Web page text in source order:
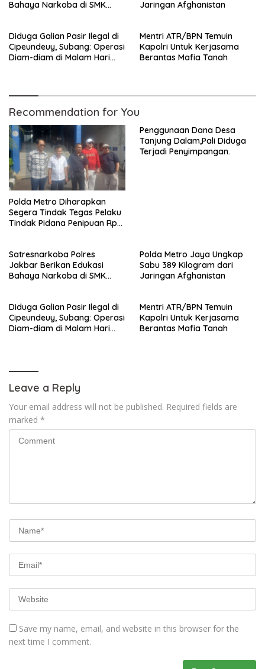
Bahaya Narkoba di SMK
Jaringan Afghanistan
Diduga Galian Pasir Ilegal di
Cipeundeuy, Subang: Operasi
Diam-diam di Malam Hari
Mentri ATR/BPN Temuin
Kapolri Untuk Kerjasama
Berantas Mafia Tanah
Recommendation for You
Polda Metro Diharapkan
Segera Tindak Tegas Pelaku
Tindak Pidana Penipuan Rp
Penggunaan Dana Desa
Tanjung Dalam,Pali Diduga
Terjadi Penyimpangan.
Satresnarkoba Polres
Jakbar Berikan Edukasi
Bahaya Narkoba di SMK
Polda Metro Jaya Ungkap
Sabu 389 Kilogram dari
Jaringan Afghanistan
Diduga Galian Pasir Ilegal di
Cipeundeuy, Subang: Operasi
Diam-diam di Malam Hari
Mentri ATR/BPN Temuin
Kapolri Untuk Kerjasama
Berantas Mafia Tanah
Leave a Reply
Your email address will not be published. Required fields are
marked *
Save my name, email, and website in this browser for the
next time I comment.